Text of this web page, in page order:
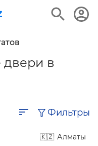
в
Фильтры
Алматы